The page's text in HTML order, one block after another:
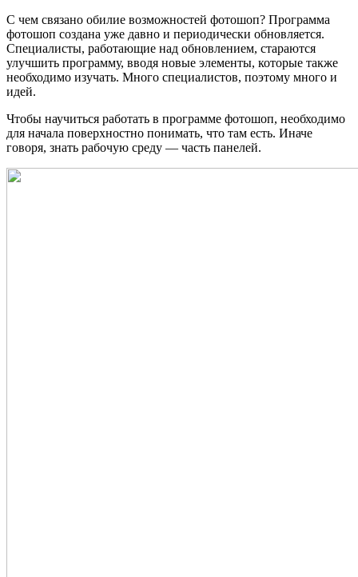
С чем связано обилие возможностей фотошоп? Программа
фотошоп создана уже давно и периодически обновляется.
Специалисты, работающие над обновлением, стараются
улучшить программу, вводя новые элементы, которые также
необходимо изучать. Много специалистов, поэтому много и
идей.
Чтобы научиться работать в программе фотошоп, необходимо
для начала поверхностно понимать, что там есть. Иначе
говоря, знать рабочую среду — часть панелей.